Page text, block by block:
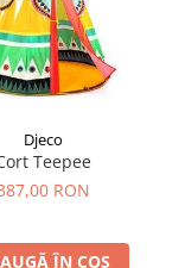
Djeco
Teepee
RON
ÎN COȘ